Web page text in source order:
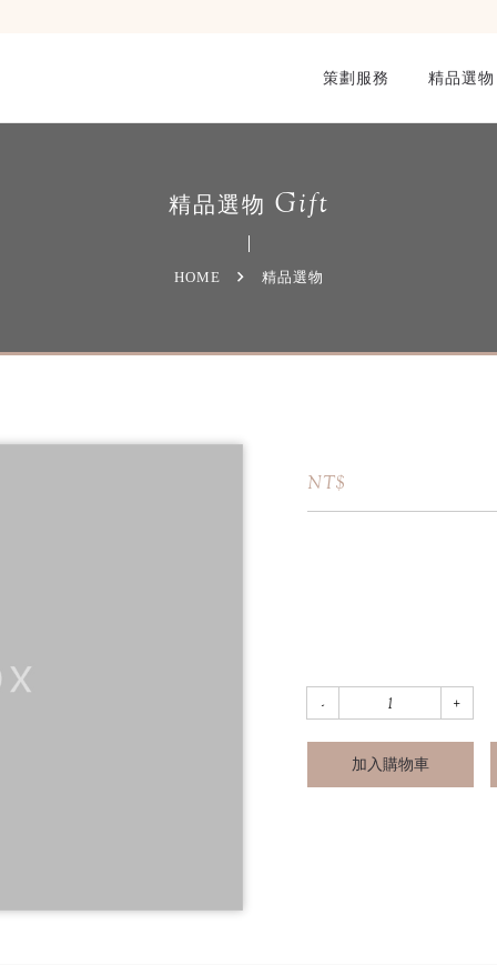
策劃服務 精品選物
精品選物 Gift
HOME 精品選物
NT$
加入購物車